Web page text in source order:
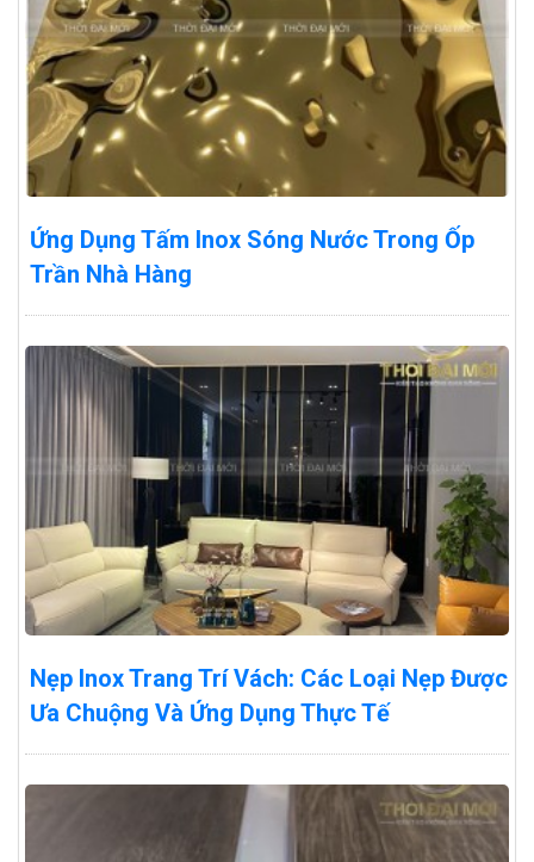
Ứng Dụng Tấm Inox Sóng Nước Trong Ốp
Trần Nhà Hàng
Nẹp Inox Trang Trí Vách: Các Loại Nẹp Được
Ưa Chuộng Và Ứng Dụng Thực Tế